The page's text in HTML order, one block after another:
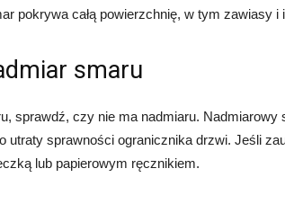
pokrywa całą powierzchnię, w tym zawiasy i
smaru
sprawdź, czy nie ma nadmiaru.
utraty sprawności ogranicznika drzwi. Jeśli
lub papierowym ręcznikiem.